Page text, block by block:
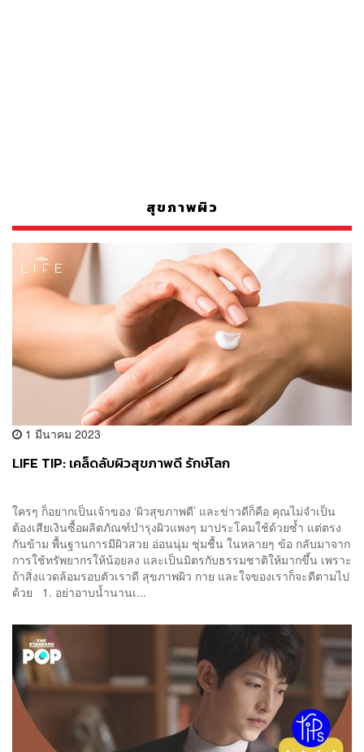
สุขภาพผิว
1 มีนาคม 2023
LIFE TIP: เคล็ดลับผิวสุขภาพดี รักษ์โลก
ใครๆ ก็อยากเป็นเจ้าของ ‘ผิวสุขภาพดี’ และข่าวดีก็คือ คุณไม่จำเป็น
ต้องเสียเงินซื้อผลิตภัณฑ์บำรุงผิวแพงๆ มาประโคมใช้ด้วยซ้ำ แต่ตรง
กันข้าม พื้นฐานการมีผิวสวย อ่อนนุ่ม ชุ่มชื้น ในหลายๆ ข้อ กลับมาจาก
การใช้ทรัพยากรให้น้อยลง และเป็นมิตรกับธรรมชาติให้มากขึ้น เพราะ
ถ้าสิ่งแวดล้อมรอบตัวเราดี สุขภาพผิว กาย และใจของเราก็จะดีตามไป
ด้วย 1. อย่าอาบน้ำนานเ...